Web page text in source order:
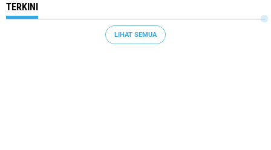
TERKINI
LIHAT SEMUA